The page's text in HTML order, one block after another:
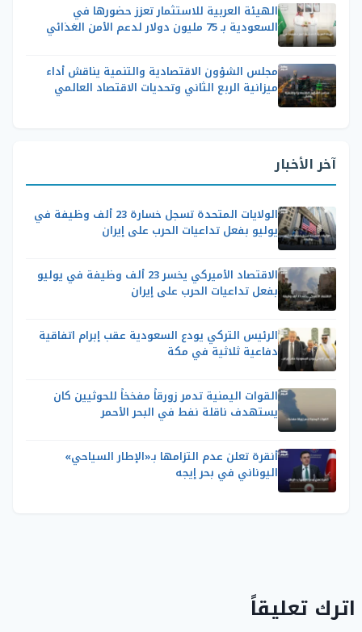
الهيئة العربية للاستثمار تعزز حضورها في
السعودية بـ 75 مليون دولار لدعم الأمن الغذائي
مجلس الشؤون الاقتصادية والتنمية يناقش أداء
ميزانية الربع الثاني وتحديات الاقتصاد العالمي
آخر الأخبار
الولايات المتحدة تسجل خسارة 23 ألف وظيفة في
يوليو بفعل تداعيات الحرب على إيران
الاقتصاد الأميركي يخسر 23 ألف وظيفة في يوليو
بفعل تداعيات الحرب على إيران
الرئيس التركي يودع السعودية عقب إبرام اتفاقية
دفاعية ثلاثية في مكة
القوات اليمنية تدمر زورقاً مفخخاً للحوثيين كان
يستهدف ناقلة نفط في البحر الأحمر
أنقرة تعلن عدم التزامها بـ«الإطار السياحي»
اليوناني في بحر إيجه
اترك تعليقاً